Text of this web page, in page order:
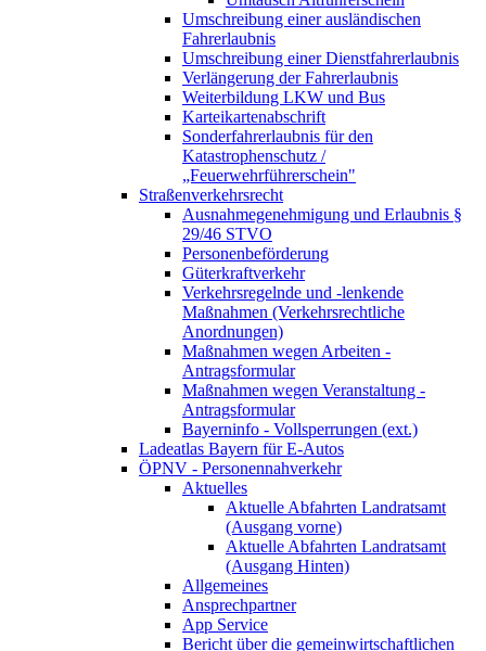
Umschreibung einer ausländischen
Fahrerlaubnis
Umschreibung einer Dienstfahrerlaubnis
Verlängerung der Fahrerlaubnis
Weiterbildung LKW und Bus
Karteikartenabschrift
Sonderfahrerlaubnis für den
Katastrophenschutz /
„Feuerwehrführerschein"
Straßenverkehrsrecht
Ausnahmegenehmigung und Erlaubnis §
29/46 STVO
Personenbeförderung
Güterkraftverkehr
Verkehrsregelnde und -lenkende
Maßnahmen (Verkehrsrechtliche
Anordnungen)
Maßnahmen wegen Arbeiten -
Antragsformular
Maßnahmen wegen Veranstaltung -
Antragsformular
Bayerninfo - Vollsperrungen (ext.)
Ladeatlas Bayern für E-Autos
ÖPNV - Personennahverkehr
Aktuelles
Aktuelle Abfahrten Landratsamt
(Ausgang vorne)
Aktuelle Abfahrten Landratsamt
(Ausgang Hinten)
Allgemeines
Ansprechpartner
App Service
Bericht über die gemeinwirtschaftlichen